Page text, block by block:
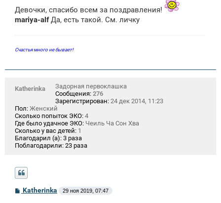
щ
е
Девочки, спасибо всем за поздравления!
mariya-alfДа, есть такой. См. личку
Счастья много не бывает!
Katherinka
Задорная первоклашка
Сообщения: 276
Зарегистрирован: 24 дек 2014, 11:23
Пол: Женский
Сколько попыток ЭКО: 4
Где было удачное ЭКО: Чеиль Ча Сон Хва
Сколько у вас детей: 1
Благодарил (а): 3 раза
Поблагодарили: 23 раза
СKatherinka 29 ноя 2019, 07:47